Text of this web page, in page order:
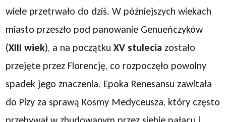
wiele przetrwało do dziś. W późniejszych wiekach
miasto przeszło pod panowanie Genueńczyków
(XIII wiek), a na początkuXV stulecia zostało
przejęte przez Florencję, co rozpoczęło powolny
spadek jego znaczenia. Epoka Renesansu zawitała
do Pizy za sprawą Kosmy Medyceusza, który często